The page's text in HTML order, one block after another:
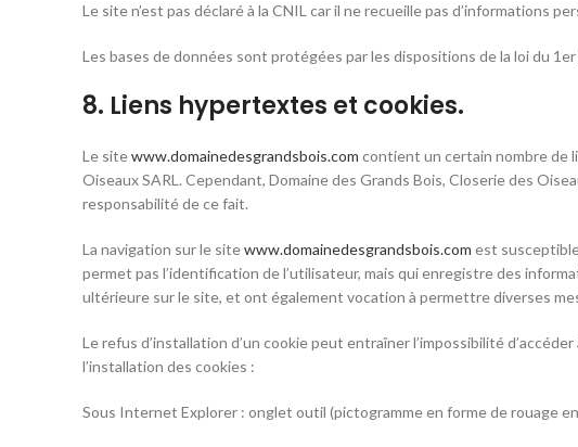
Le site n’est pas déclaré à la CNIL car il ne recueille pas d’informations
Les bases de données sont protégées par les dispositions de la loi du
8. Liens hypertextes et cookies.
Le sitewww.domainedesgrandsbois.com contient un certain nombre de
Oiseaux SARL. Cependant, Domaine des Grands Bois, Closerie des
responsabilité de ce fait.
La navigation sur le sitewww.domainedesgrandsbois.com est
permet pas l’identification de l’utilisateur, mais qui enregistre des
ultérieure sur le site, et ont également vocation à permettre diverses
Le refus d’installation d’un cookie peut entraîner l’impossibilité
l’installation des cookies :
Sous Internet Explorer : onglet outil (pictogramme en forme de rouage